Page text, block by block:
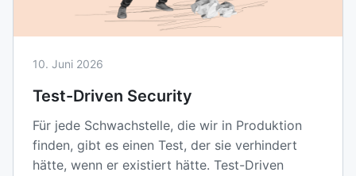
10. Juni 2026
Test-Driven Security
Für jede Schwachstelle, die wir in Produktion
finden, gibt es einen Test, der sie verhindert
hätte, wenn er existiert hätte. Test-Driven